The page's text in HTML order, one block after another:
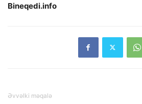
Bineqedi.info
Əvvəlki məqalə